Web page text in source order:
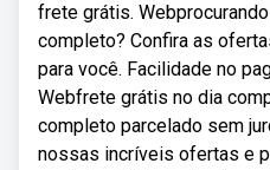
frete grátis.
completo? Confira as
para você. Facilidade no
Webfrete grátis no dia
completo parcelado sem
nossas incríveis ofertas e